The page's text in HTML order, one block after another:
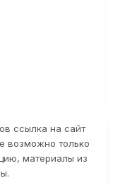
ссылка на сайт
возможно только
материалы из